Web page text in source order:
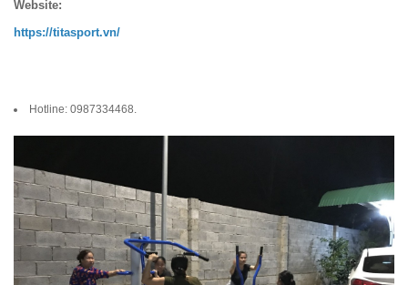
Website:
https://titasport.vn/
Hotline: 0987334468.